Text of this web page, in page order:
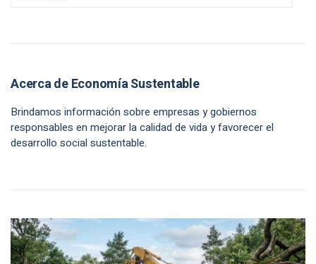
Acerca de Economía Sustentable
Brindamos información sobre empresas y gobiernos
responsables en mejorar la calidad de vida y favorecer el
desarrollo social sustentable.